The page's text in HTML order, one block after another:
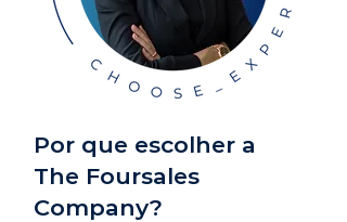
Por que escolher a
The Foursales
Company?